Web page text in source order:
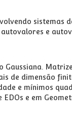
sistemas
e
Gaussiana.
de dimensão
e mínimos
e em